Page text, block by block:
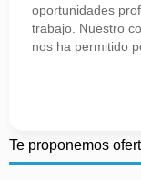
oportunidades
trabajo. Nuestro
nos ha permitido
Te proponemos